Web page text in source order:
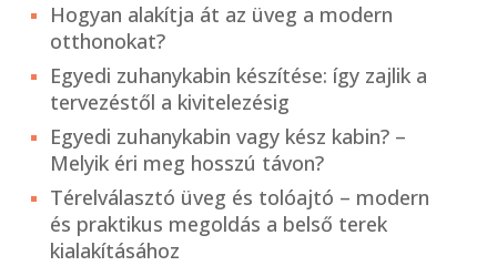
Hogyan alakítja át az üveg a modern
otthonokat?
Egyedi zuhanykabin készítése: így zajlik a
tervezéstől a kivitelezésig
Egyedi zuhanykabin vagy kész kabin? –
Melyik éri meg hosszú távon?
Térelválasztó üveg és tolóajtó – modern
és praktikus megoldás a belső terek
kialakításához